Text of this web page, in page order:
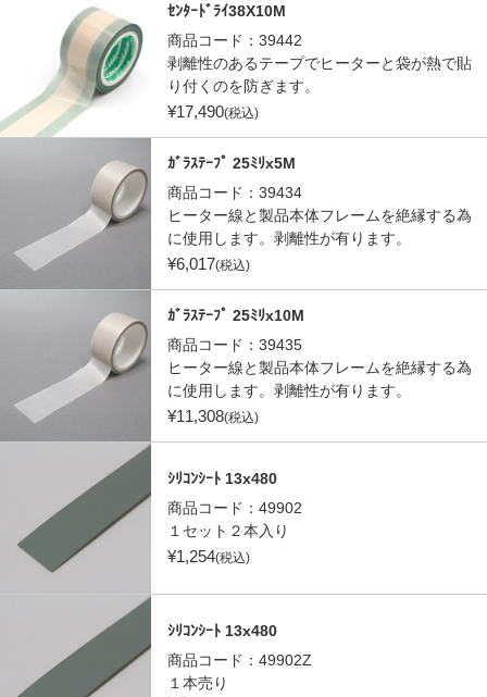
ｾﾝﾀｰﾄﾞﾗｲ38X10M
商品コード： 39442
剥離性のあるテープでヒーターと袋が熱で貼
り付くのを防ぎます。
¥17,490(税込)
ｶﾞﾗｽﾃｰﾌﾟ 25ﾐﾘx5M
商品コード： 39434
ヒーター線と製品本体フレームを絶縁する為
に使用します。剥離性が有ります。
¥6,017(税込)
ｶﾞﾗｽﾃｰﾌﾟ 25ﾐﾘx10M
商品コード： 39435
ヒーター線と製品本体フレームを絶縁する為
に使用します。剥離性が有ります。
¥11,308(税込)
ｼﾘｺﾝｼｰﾄ 13x480
商品コード： 49902
１セット２本入り
¥1,254(税込)
ｼﾘｺﾝｼｰﾄ 13x480
商品コード： 49902Z
１本売り